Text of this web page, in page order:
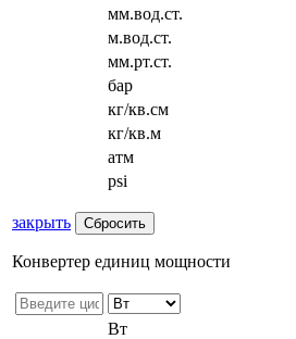
мм.вод.ст.
м.вод.ст.
мм.рт.ст.
бар
кг/кв.см
кг/кв.м
атм
psi
закрыть
Конвертер единиц мощности
Вт